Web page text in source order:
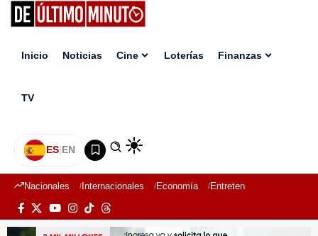
Inicio Noticias Cine Loterías Finanzas
TV
ES|EN
Nacionales Internacionales Economía Entretenimiento